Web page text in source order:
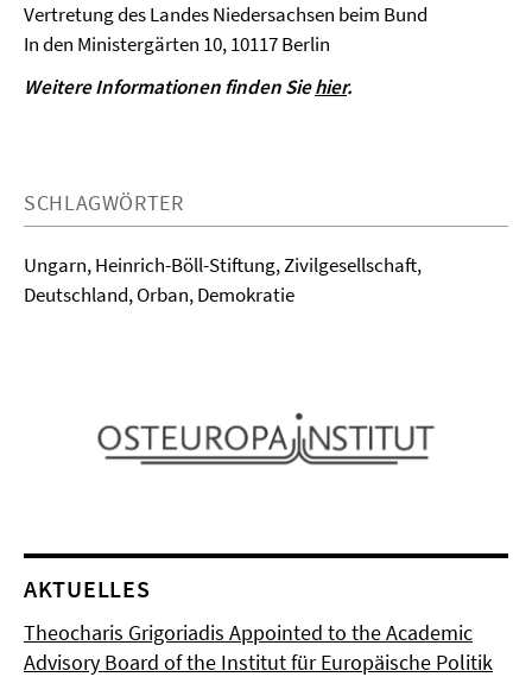
Vertretung des Landes Niedersachsen beim Bund
In den Ministergärten 10, 10117 Berlin
Weitere Informationen finden Siehier.
SCHLAGWÖRTER
Ungarn, Heinrich-Böll-Stiftung, Zivilgesellschaft,
Deutschland, Orban, Demokratie
AKTUELLES
Theocharis Grigoriadis Appointed to the Academic
Advisory Board of the Institut für Europäische Politik